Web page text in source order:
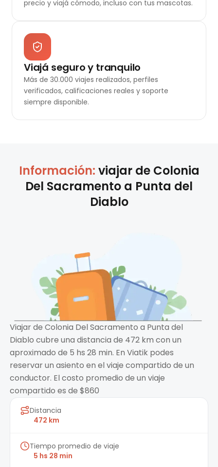
precio y viajá cómodo, incluso con tus mascotas.
Viajá seguro y tranquilo
Más de 30.000 viajes realizados, perfiles
verificados, calificaciones reales y soporte
siempre disponible.
Información: viajar de Colonia
Del Sacramento a Punta del
Diablo
Viajar de Colonia Del Sacramento a Punta del
Diablo cubre una distancia de 472 km con un
aproximado de 5 hs 28 min. En Viatik podes
reservar un asiento en el viaje compartido de un
conductor. El costo promedio de un viaje
compartido es de $860
Distancia
472 km
Tiempo promedio de viaje
5 hs 28 min